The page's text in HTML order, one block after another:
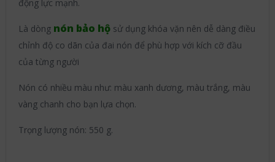
động lực mạnh.
Là dòng nón bảo hộsử dụng khóa vặn nên dễ dàng điều
chỉnh độ co dãn của đai nón để phù hợp với kích cỡ đầu
của từng người
Nón có nhiều màu như: màu xanh dương, màu trắng, màu
vàng chanh cho bạn lựa chọn.
Trọng lượng nón: 550 g.